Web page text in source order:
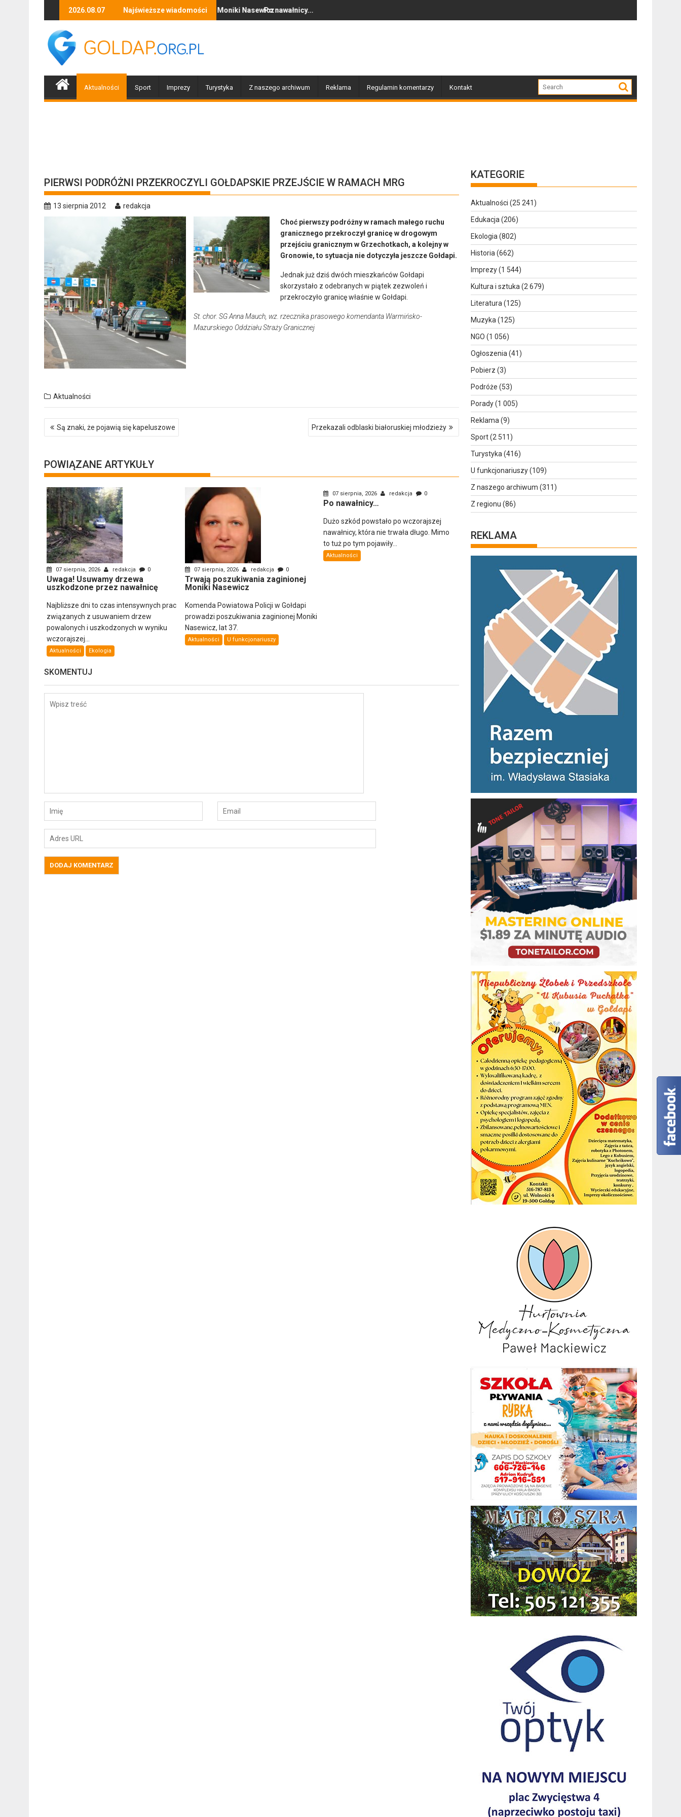
2026.08.07 Najświeższe wiadomości
przez nawałnicęTrwają poszukiwania zaginionej Moniki NasewiczPo nawałnicy...
Aktualności Sport Imprezy Turystyka Z naszego archiwum Reklama Regulamin komentarzy Kontakt
PIERWSI PODRÓŻNI PRZEKROCZYLI GOŁDAPSKIE PRZEJŚCIE W RAMACH MRG
13 sierpnia 2012
redakcja
Choć pierwszy podróżny w ramach małego ruchu
granicznego przekroczył granicę w drogowym
przejściu granicznym w Grzechotkach, a kolejny w
Gronowie, to sytuacja nie dotyczyła jeszcze Gołdapi.
Jednak już dziś dwóch mieszkańców Gołdapi
skorzystało z odebranych w piątek zezwoleń i
przekroczyło granicę właśnie w Gołdapi.
St. chor. SG Anna Mauch, wz. rzecznika prasowego komendanta Warmińsko-
Mazurskiego Oddziału Straży Granicznej
Aktualności
Nawigacja
wpisu
Są znaki, że pojawią się kapeluszowe Przekazali odblaski białoruskiej młodzieży
POWIĄZANE ARTYKUŁY
07 sierpnia, 2026 redakcja 0
Uwaga! Usuwamy drzewa
uszkodzone przez nawałnicę
Najbliższe dni to czas intensywnych prac
związanych z usuwaniem drzew
powalonych i uszkodzonych w wyniku
wczorajszej...
Aktualności Ekologia
07 sierpnia, 2026 redakcja 0
Trwają poszukiwania zaginionej
Moniki Nasewicz
Komenda Powiatowa Policji w Gołdapi
prowadzi poszukiwania zaginionej Moniki
Nasewicz, lat 37.
Aktualności U funkcjonariuszy
07 sierpnia, 2026 redakcja 0
Po nawałnicy…
Dużo szkód powstało po wczorajszej
nawałnicy, która nie trwała długo. Mimo
to tuż po tym pojawiły...
Aktualności
SKOMENTUJ
KATEGORIE
Aktualności (25 241)
Edukacja (206)
Ekologia (802)
Historia (662)
Imprezy(1 544)
Kultura i sztuka (2 679)
Literatura (125)
Muzyka (125)
NGO (1 056)
Ogłoszenia (41)
Pobierz (3)
Podróże (53)
Porady(1 005)
Reklama (9)
Sport(2 511)
Turystyka (416)
U funkcjonariuszy(109)
Z naszego archiwum (311)
Z regionu (86)
REKLAMA